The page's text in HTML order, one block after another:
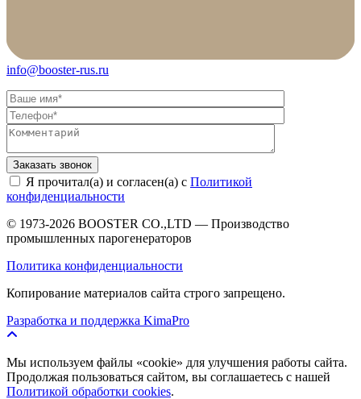
info@booster-rus.ru
Я прочитал(а) и согласен(а) с Политикой
конфиденциальности
© 1973-2026 BOOSTER CO.,LTD — Производство
промышленных парогенераторов
Политика конфиденциальности
Копирование материалов сайта строго запрещено.
Разработка и поддержка KimaPro
Мы используем файлы «cookie» для улучшения работы сайта.
Продолжая пользоваться сайтом, вы соглашаетесь с нашей
Политикой обработки cookies.